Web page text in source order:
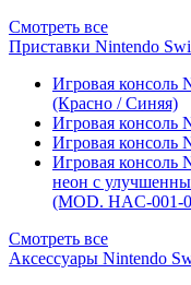
Смотреть все
Приставки Nintendo
Игровая консоль
(Красно / Синяя)
Игровая консоль
Игровая консоль
Игровая консоль
неон с
(MOD. HAC-001-
Смотреть все
Аксессуары Nintendo